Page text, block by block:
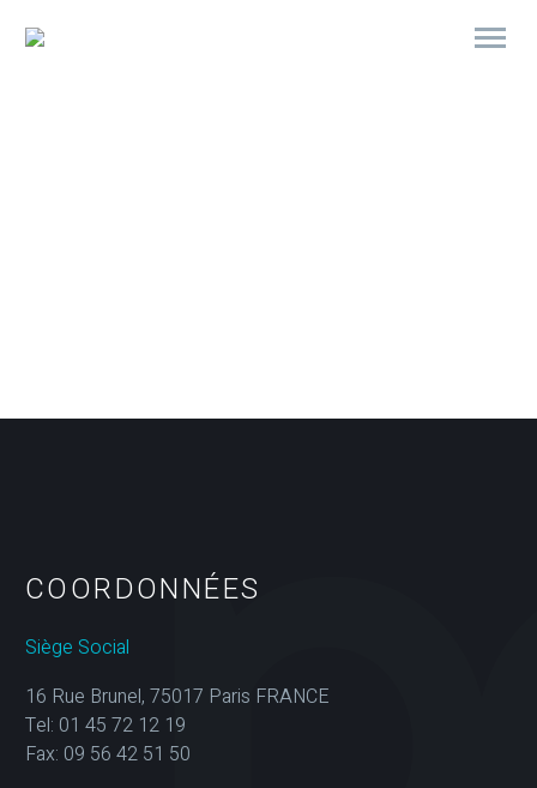
COORDONNÉES
Siège Social
16 Rue Brunel, 75017 Paris FRANCE
Tel: 01 45 72 12 19
Fax: 09 56 42 51 50